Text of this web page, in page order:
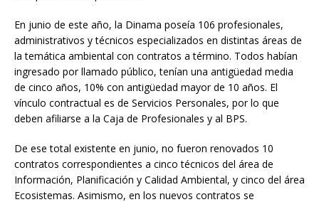
En junio de este año, la Dinama poseía 106 profesionales,
administrativos y técnicos especializados en distintas áreas de
la temática ambiental con contratos a término. Todos habían
ingresado por llamado público, tenían una antigüedad media
de cinco años, 10% con antigüedad mayor de 10 años. El
vínculo contractual es de Servicios Personales, por lo que
deben afiliarse a la Caja de Profesionales y al BPS.
De ese total existente en junio, no fueron renovados 10
contratos correspondientes a cinco técnicos del área de
Información, Planificación y Calidad Ambiental, y cinco del área
Ecosistemas. Asimismo, en los nuevos contratos se